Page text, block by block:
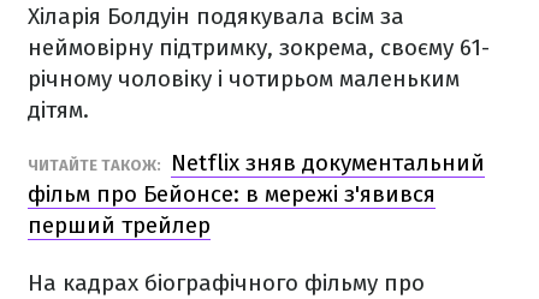
Хіларія Болдуін подякувала всім за
неймовірну підтримку, зокрема, своєму 61-
річному чоловіку і чотирьом маленьким
дітям.
ЧИТАЙТЕ ТАКОЖ:
Netflix зняв документальний
фільм про Бейонсе: в мережі з'явився
перший трейлер
На кадрах біографічного фільму про